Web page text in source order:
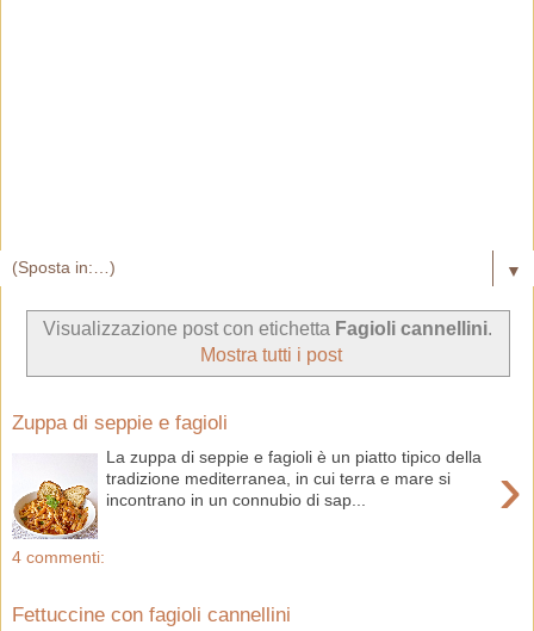
▼
Visualizzazione post con etichetta Fagioli cannellini.
Mostra tutti i post
Zuppa di seppie e fagioli
›
La zuppa di seppie e fagioli è un piatto tipico della
tradizione mediterranea, in cui terra e mare si
incontrano in un connubio di sap...
4 commenti:
Fettuccine con fagioli cannellini